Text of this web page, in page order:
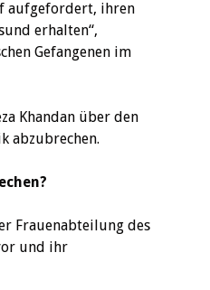
aufgefordert, ihren
erhalten“,
Gefangenen im
Khandan über den
abzubrechen.
Frauenabteilung des
und ihr